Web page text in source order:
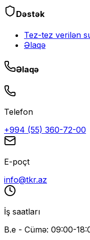
Dəstək
Tez-tez verilən
Əlaqə
Əlaqə
Telefon
+994 (55) 360-72-00
E-poçt
info@tkr.az
İş saatları
B.e - Cümə: 09:00-